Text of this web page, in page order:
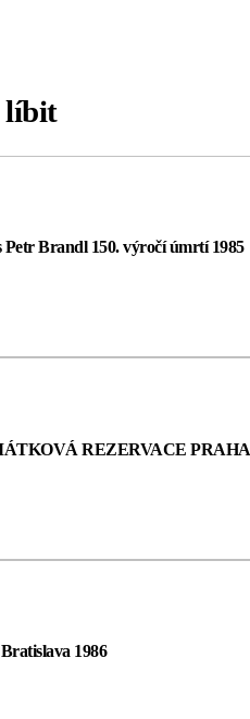
líbit
Brandl 150. výročí úmrtí 1985
REZERVACE PRAHA
1986